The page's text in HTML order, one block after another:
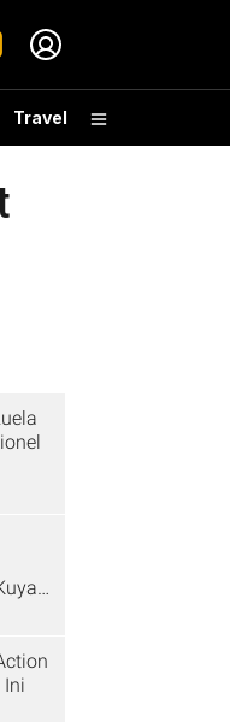
Travel
Ini